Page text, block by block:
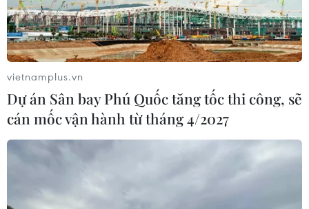
vietnamplus.vn
Dự án Sân bay Phú Quốc tăng tốc thi công, sẽ
cán mốc vận hành từ tháng 4/2027